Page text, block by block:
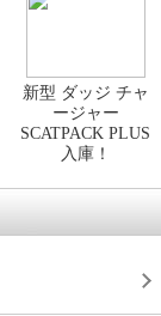
新型 ダッジ チャ
ージャー
SCATPACK PLUS
入庫！